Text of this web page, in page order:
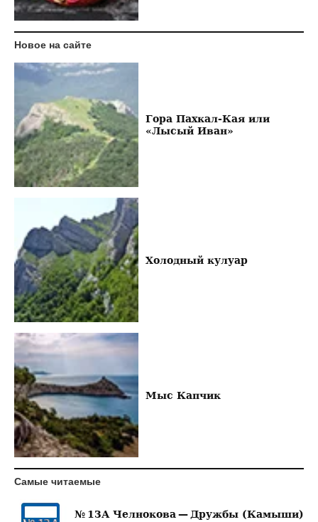
Новое на сайте
Гора Пахкал-Кая или
«Лысый Иван»
Холодный кулуар
Мыс Капчик
Самые читаемые
№ 13А Челнокова — Дружбы (Камыши)